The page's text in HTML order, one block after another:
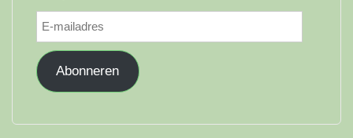
E-
mailadres
Abonneren